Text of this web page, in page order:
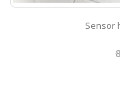
Sensor